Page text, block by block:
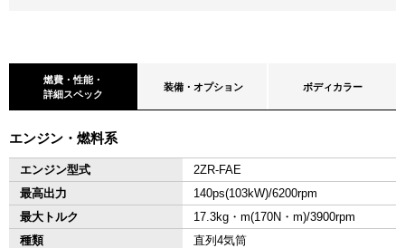
燃費・性能・
詳細スペック
装備・オプション ボディカラー
エンジン・燃料系
エンジン型式
2ZR-FAE
最高出力
140ps(103kW)/6200rpm
最大トルク
17.3kg・m(170N・m)/3900rpm
種類
直列4気筒